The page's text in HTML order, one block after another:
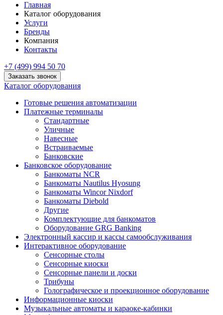
Главная
Каталог оборудования
Услуги
Бренды
Компания
Контакты
+7 (499) 994 50 70
Заказать звонок
Каталог оборудования
Готовые решения автоматизации
Платежные терминалы
Стандартные
Уличные
Навесные
Встраиваемые
Банковские
Банковское оборудование
Банкоматы NCR
Банкоматы Nautilus Hyosung
Банкоматы Wincor Nixdorf
Банкоматы Diebold
Другие
Комплектующие для банкоматов
Оборудование GRG Banking
Электронный кассир и кассы самообслуживания
Интерактивное оборудование
Сенсорные столы
Сенсорные киоски
Сенсорные панели и доски
Трибуны
Голографическое и проекционное оборудование
Информационные киоски
Музыкальные автоматы и караоке-кабинки